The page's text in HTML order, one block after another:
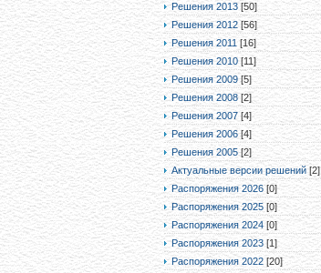
Решения 2013 [50]
Решения 2012 [56]
Решения 2011 [16]
Решения 2010 [11]
Решения 2009 [5]
Решения 2008 [2]
Решения 2007 [4]
Решения 2006 [4]
Решения 2005 [2]
Актуальные версии решений [2]
Распоряжения 2026 [0]
Распоряжения 2025 [0]
Распоряжения 2024 [0]
Распоряжения 2023 [1]
Распоряжения 2022 [20]